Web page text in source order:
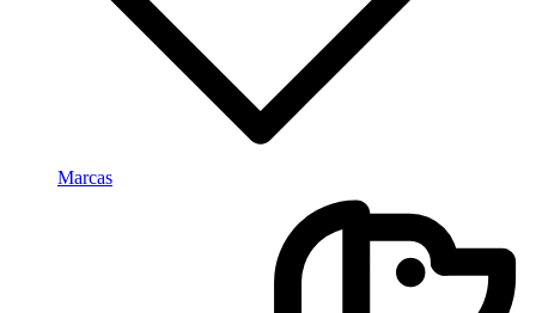
Marcas